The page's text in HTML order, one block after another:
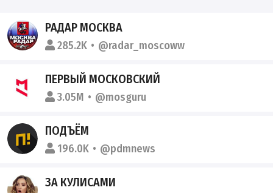
РАДАР МОСКВА
285.2K @radar_moscoww
ПЕРВЫЙ МОСКОВСКИЙ
3.05M @mosguru
ПОДЪЁМ
196.0K @pdmnews
ЗА КУЛИСАМИ